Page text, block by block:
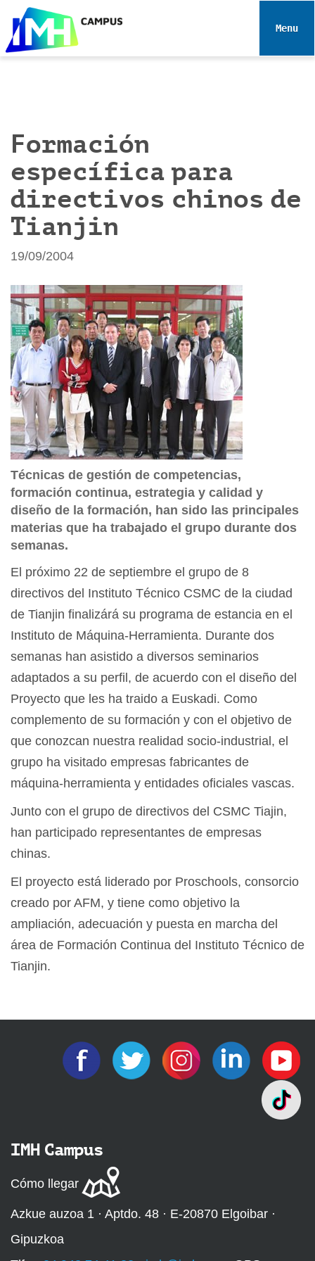
e
Toggle
Formación
específica para
directivos chinos de
Tianjin
19/09/2004
Técnicas de gestión de competencias,
formación continua, estrategia y calidad y
diseño de la formación, han sido las principales
materias que ha trabajado el grupo durante dos
semanas.
El próximo 22 de septiembre el grupo de 8
directivos del Instituto Técnico CSMC de la ciudad
de Tianjin finalizárá su programa de estancia en el
Instituto de Máquina-Herramienta. Durante dos
semanas han asistido a diversos seminarios
adaptados a su perfil, de acuerdo con el diseño del
Proyecto que les ha traido a Euskadi. Como
complemento de su formación y con el objetivo de
que conozcan nuestra realidad socio-industrial, el
grupo ha visitado empresas fabricantes de
máquina-herramienta y entidades oficiales vascas.
Junto con el grupo de directivos del CSMC Tiajin,
han participado representantes de empresas
chinas.
El proyecto está liderado por Proschools, consorcio
creado por AFM, y tiene como objetivo la
ampliación, adecuación y puesta en marcha del
área de Formación Continua del Instituto Técnico de
Tianjin.
IMH Campus
Cómo llegar
Azkue auzoa 1 · Aptdo. 48 · E-20870 Elgoibar ·
Gipuzkoa